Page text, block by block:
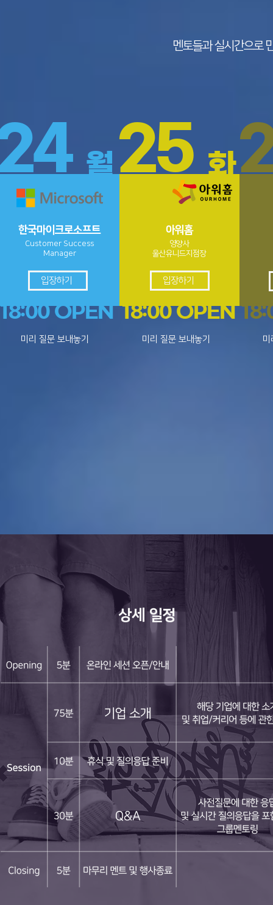
멘토들과 실시간으로
한국마이크로소프트
Customer Success
Manager
입장하기
아워홈
영양사
​울산유니드지점장
입장하기
25
월 화
18:00 OPEN 18:00 OPEN
미리 질문 보내놓기 미리 질문 보내놓기 미
상세 일정